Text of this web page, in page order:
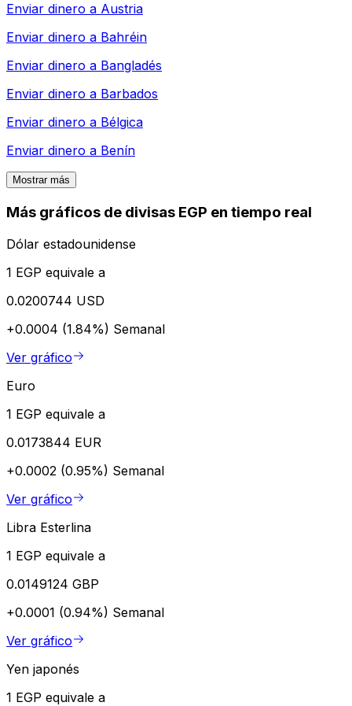
Enviar dinero a Austria
Enviar dinero a Bahréin
Enviar dinero a Bangladés
Enviar dinero a Barbados
Enviar dinero a Bélgica
Enviar dinero a Benín
Mostrar más
Más gráficos de divisas EGP en tiempo real
Dólar estadounidense
1 EGP equivale a
0.0200744 USD
+0.0004 (1.84%) Semanal
Ver gráfico
Euro
1 EGP equivale a
0.0173844 EUR
+0.0002 (0.95%) Semanal
Ver gráfico
Libra Esterlina
1 EGP equivale a
0.0149124 GBP
+0.0001 (0.94%) Semanal
Ver gráfico
Yen japonés
1 EGP equivale a